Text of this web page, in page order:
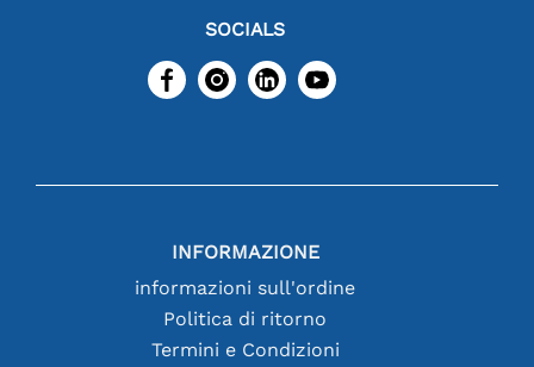
SOCIALS
INFORMAZIONE
informazioni sull'ordine
Politica di ritorno
Termini e Condizioni